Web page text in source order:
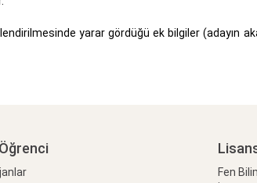
yarar gördüğü ek bilgiler (adayın
Fen